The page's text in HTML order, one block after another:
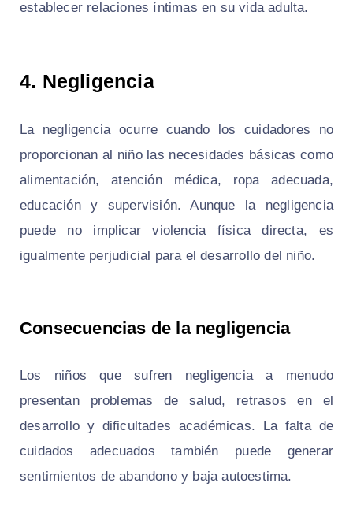
establecer relaciones íntimas en su vida adulta.
4. Negligencia
La negligencia ocurre cuando los cuidadores no
proporcionan al niño las necesidades básicas como
alimentación, atención médica, ropa adecuada,
educación y supervisión. Aunque la negligencia
puede no implicar violencia física directa, es
igualmente perjudicial para el desarrollo del niño.
Consecuencias de la negligencia
Los niños que sufren negligencia a menudo
presentan problemas de salud, retrasos en el
desarrollo y dificultades académicas. La falta de
cuidados adecuados también puede generar
sentimientos de abandono y baja autoestima.